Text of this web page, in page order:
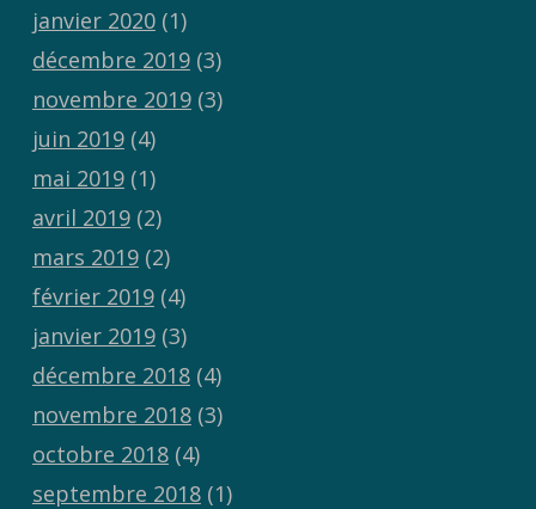
janvier 2020(1)
décembre 2019(3)
novembre 2019(3)
juin 2019(4)
mai 2019(1)
avril 2019(2)
mars 2019(2)
février 2019(4)
janvier 2019(3)
décembre 2018(4)
novembre 2018(3)
octobre 2018(4)
septembre 2018(1)